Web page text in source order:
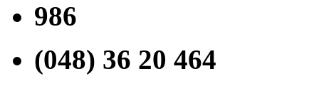
986
(048) 36 20 464